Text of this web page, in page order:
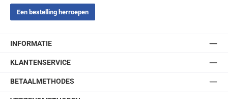
Een bestelling herroepen
INFORMATIE
KLANTENSERVICE
BETAALMETHODES